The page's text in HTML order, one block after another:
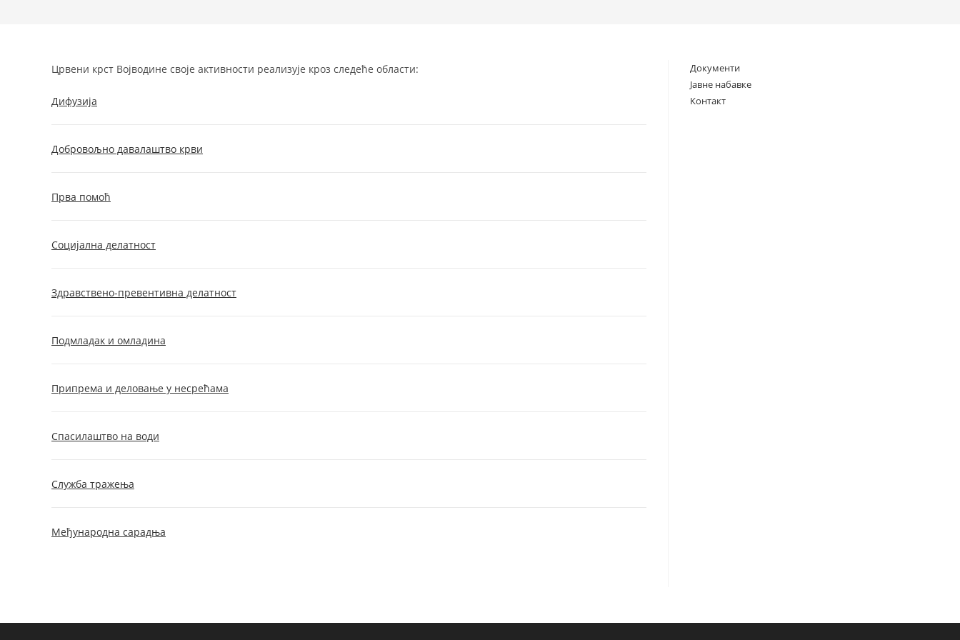
Црвени крст Војводине своје активности реализује кроз следеће области:
Дифузија
Добровољно давалаштво крви
Прва помоћ
Социјална делатност
Здравствено-превентивна делатност
Подмладак и омладина
Припрема и деловање у несрећама
Спасилаштво на води
Служба тражења
Међународна сарадња
Документи
Јавне набавке
Контакт